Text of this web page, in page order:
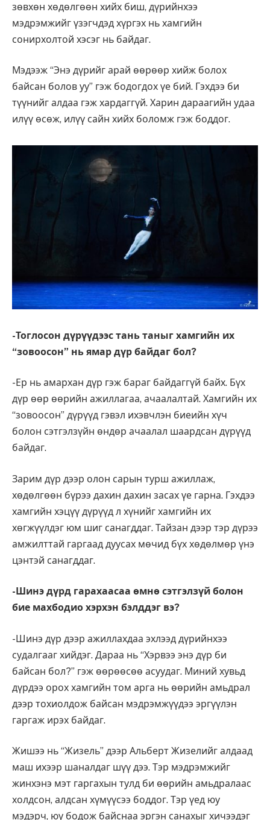
зөвхөн хөдөлгөөн хийх биш, дүрийнхээ
мэдрэмжийг үзэгчдэд хүргэх нь хамгийн
сонирхолтой хэсэг нь байдаг.
Мэдээж “Энэ дүрийг арай өөрөөр хийж болох
байсан болов уу” гэж бодогдох үе бий. Гэхдээ би
түүнийг алдаа гэж хардаггүй. Харин дараагийн удаа
илүү өсөж, илүү сайн хийх боломж гэж боддог.
-Тоглосон дүрүүдээс тань таныг хамгийн их
“зовоосон” нь ямар дүр байдаг бол?
-Ер нь амархан дүр гэж бараг байдаггүй байх. Бүх
дүр өөр өөрийн ажиллагаа, ачаалалтай. Хамгийн их
“зовоосон” дүрүүд гэвэл ихэвчлэн биеийн хүч
болон сэтгэлзүйн өндөр ачаалал шаардсан дүрүүд
байдаг.
Зарим дүр дээр олон сарын турш ажиллаж,
хөдөлгөөн бүрээ дахин дахин засах үе гарна. Гэхдээ
хамгийн хэцүү дүрүүд л хүнийг хамгийн их
хөгжүүлдэг юм шиг санагддаг. Тайзан дээр тэр дүрээ
амжилттай гаргаад дуусах мөчид бүх хөдөлмөр үнэ
цэнтэй санагддаг.
-Шинэ дүрд гарахаасаа өмнө сэтгэлзүй болон
бие махбодио хэрхэн бэлддэг вэ?
-Шинэ дүр дээр ажиллахдаа эхлээд дүрийнхээ
судалгааг хийдэг. Дараа нь “Хэрвээ энэ дүр би
байсан бол?” гэж өөрөөсөө асуудаг. Миний хувьд
дүрдээ орох хамгийн том арга нь өөрийн амьдрал
дээр тохиолдож байсан мэдрэмжүүдээ эргүүлэн
гаргаж ирэх байдаг.
Жишээ нь “Жизель” дээр Альберт Жизелийг алдаад
маш ихээр шаналдаг шүү дээ. Тэр мэдрэмжийг
жинхэнэ мэт гаргахын тулд би өөрийн амьдралаас
холдсон, алдсан хүмүүсээ боддог. Тэр үед юу
мэдэрч, юу бодож байснаа эргэн санахыг хичээдэг